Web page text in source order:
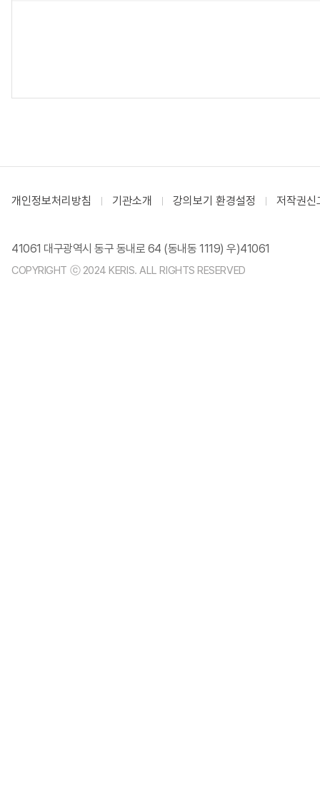
개인정보처리방침 기관소개 강의보기 환경설정 저작권신
41061 대구광역시 동구 동내로 64 (동내동 1119) 우)41061
COPYRIGHT ⓒ 2024 KERIS. ALL RIGHTS RESERVED